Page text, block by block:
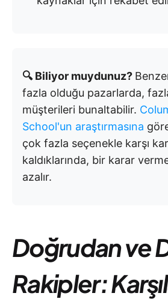
🔍 Biliyor muydunuz?
fazla olduğu pazarlarda,
müşterileri bunaltabilir.
School'un araştırmasına
çok fazla seçenekle karşı
kaldıklarında, bir karar verme
azalır.
Doğrudan ve
Rakipler: